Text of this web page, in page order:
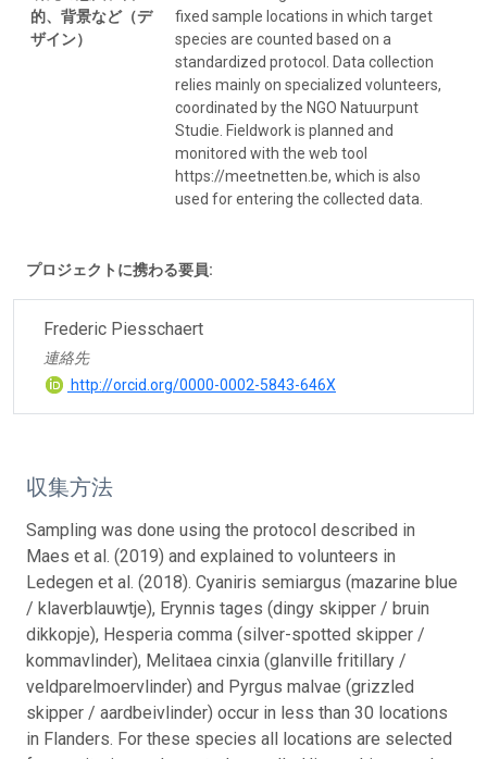
的、背景など（デ
ザイン）
fixed sample locations in which target
species are counted based on a
standardized protocol. Data collection
relies mainly on specialized volunteers,
coordinated by the NGO Natuurpunt
Studie. Fieldwork is planned and
monitored with the web tool
https://meetnetten.be, which is also
used for entering the collected data.
プロジェクトに携わる要員:
Frederic Piesschaert
連絡先
http://orcid.org/0000-0002-5843-646X
収集方法
Sampling was done using the protocol described in
Maes et al. (2019) and explained to volunteers in
Ledegen et al. (2018). Cyaniris semiargus (mazarine blue
/ klaverblauwtje), Erynnis tages (dingy skipper / bruin
dikkopje), Hesperia comma (silver-spotted skipper /
kommavlinder), Melitaea cinxia (glanville fritillary /
veldparelmoervlinder) and Pyrgus malvae (grizzled
skipper / aardbeivlinder) occur in less than 30 locations
in Flanders. For these species all locations are selected